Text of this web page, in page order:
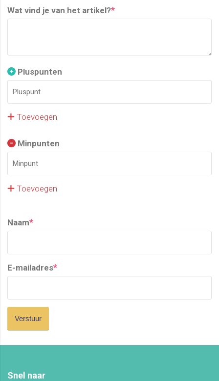
Wat vind je van het artikel?*
Pluspunten
Toevoegen
Minpunten
Toevoegen
Naam*
E-mailadres*
Snel naar